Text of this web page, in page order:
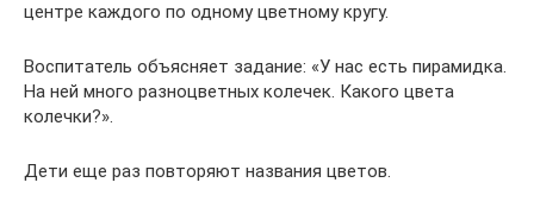
центре каждого по одному цветному кругу.
Воспитатель объясняет задание: «У нас есть пирамидка.
На ней много разноцветных колечек. Какого цвета
колечки?».
Дети еще раз повторяют названия цветов.